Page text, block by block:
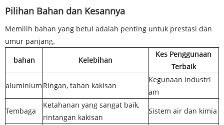
Pilihan Bahan dan Kesannya
Memilih bahan yang betul adalah penting untuk prestasi dan
umur panjang.
bahan
Kelebihan
Kes Penggunaan
Terbaik
aluminium Ringan, tahan kakisan
Kegunaan industri
am
Tembaga
Ketahanan yang sangat baik,
rintangan kakisan
Sistem air dan kimia